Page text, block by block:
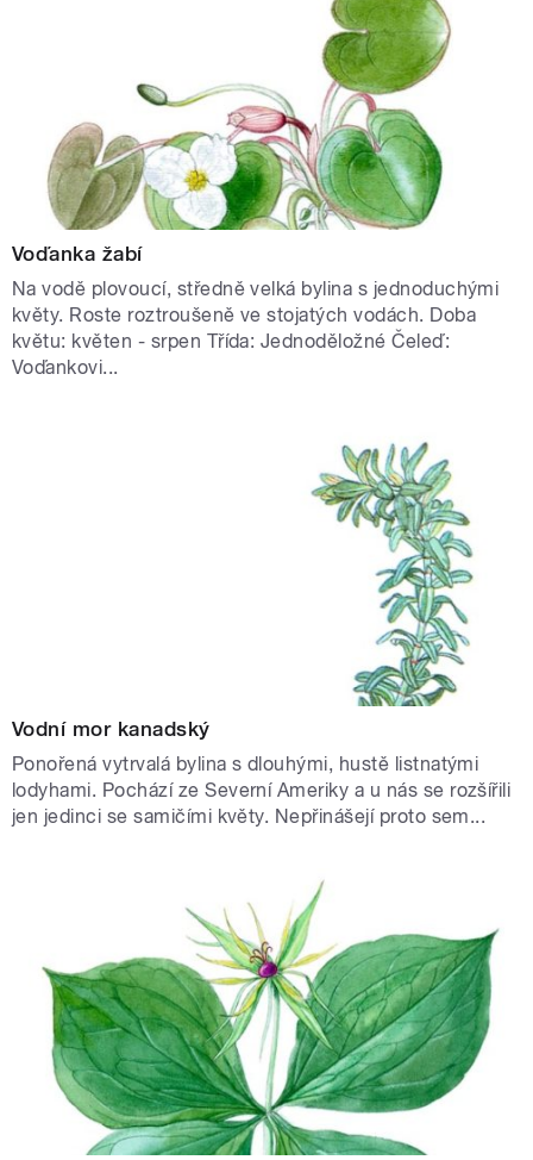
Voďanka žabí
Na vodě plovoucí, středně velká bylina s jednoduchými
květy. Roste roztroušeně ve stojatých vodách. Doba
květu: květen - srpen Třída: Jednoděložné Čeleď:
Voďankovi...
Vodní mor kanadský
Ponořená vytrvalá bylina s dlouhými, hustě listnatými
lodyhami. Pochází ze Severní Ameriky a u nás se rozšířili
jen jedinci se samičími květy. Nepřinášejí proto sem...